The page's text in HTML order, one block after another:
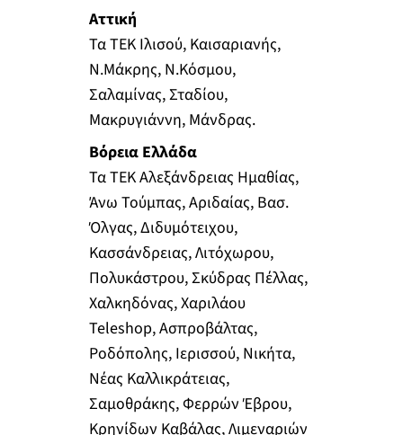
Αττική
Τα ΤΕΚ Ιλισού, Καισαριανής,
Ν.Μάκρης, Ν.Κόσμου,
Σαλαμίνας, Σταδίου,
Μακρυγιάννη, Μάνδρας.
Βόρεια Ελλάδα
Τα ΤΕΚ Αλεξάνδρειας Ημαθίας,
Άνω Τούμπας, Αριδαίας, Βασ.
Όλγας, Διδυμότειχου,
Κασσάνδρειας, Λιτόχωρου,
Πολυκάστρου, Σκύδρας Πέλλας,
Χαλκηδόνας, Χαριλάου
Teleshop, Ασπροβάλτας,
Ροδόπολης, Ιερισσού, Νικήτα,
Νέας Καλλικράτειας,
Σαμοθράκης, Φερρών Έβρου,
Κρηνίδων Καβάλας, Λιμεναριών